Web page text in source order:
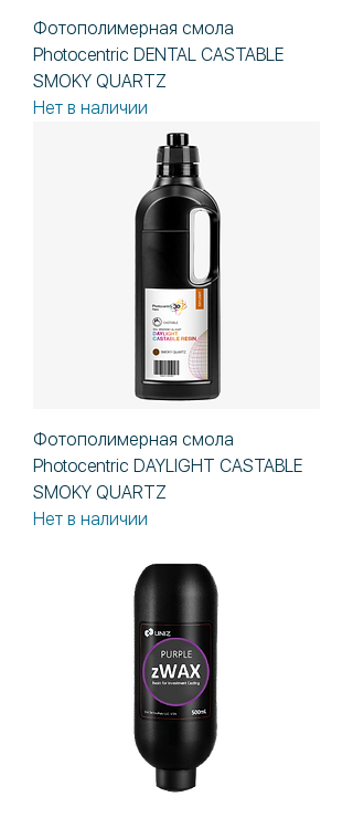
Фотополимерная смола
Photocentric DENTAL CASTABLE
SMOKY QUARTZ
Нет в наличии
Фотополимерная смола
Photocentric DAYLIGHT CASTABLE
SMOKY QUARTZ
Нет в наличии